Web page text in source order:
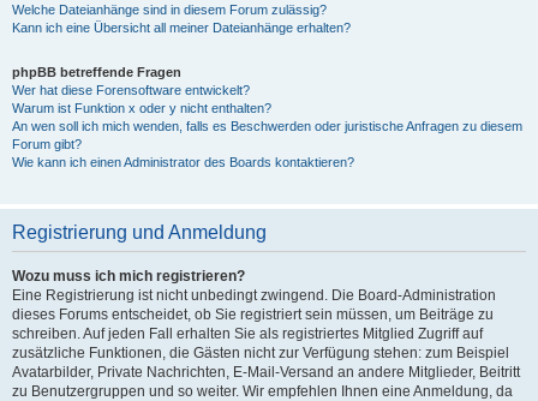
Welche Dateianhänge sind in diesem Forum zulässig?
Kann ich eine Übersicht all meiner Dateianhänge erhalten?
phpBB betreffende Fragen
Wer hat diese Forensoftware entwickelt?
Warum ist Funktion x oder y nicht enthalten?
An wen soll ich mich wenden, falls es Beschwerden oder juristische Anfragen zu diesem
Forum gibt?
Wie kann ich einen Administrator des Boards kontaktieren?
Registrierung und Anmeldung
Wozu muss ich mich registrieren?
Eine Registrierung ist nicht unbedingt zwingend. Die Board-Administration
dieses Forums entscheidet, ob Sie registriert sein müssen, um Beiträge zu
schreiben. Auf jeden Fall erhalten Sie als registriertes Mitglied Zugriff auf
zusätzliche Funktionen, die Gästen nicht zur Verfügung stehen: zum Beispiel
Avatarbilder, Private Nachrichten, E-Mail-Versand an andere Mitglieder, Beitritt
zu Benutzergruppen und so weiter. Wir empfehlen Ihnen eine Anmeldung, da